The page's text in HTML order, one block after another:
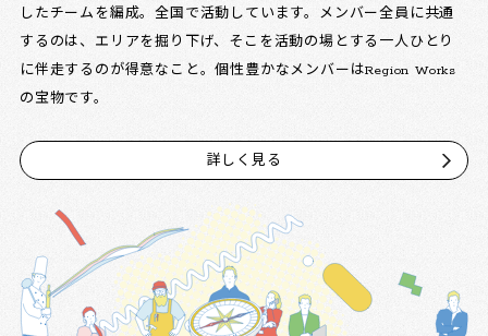
したチームを編成。全国で活動しています。メンバー全員に共通
するのは、エリアを掘り下げ、そこを活動の場とする一人ひとり
に伴走するのが得意なこと。個性豊かなメンバーはRegion Works
の宝物です。
詳しく見る